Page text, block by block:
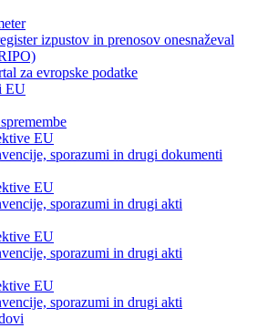
izpustov in prenosov onesnaževal
za evropske podatke
EU
EU
sporazumi in drugi dokumenti
EU
sporazumi in drugi akti
EU
sporazumi in drugi akti
EU
sporazumi in drugi akti